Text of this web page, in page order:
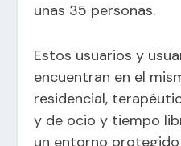
unas 35 personas.
Estos usuarios y
encuentran en el
residencial,
y de ocio y tiempo
un entorno